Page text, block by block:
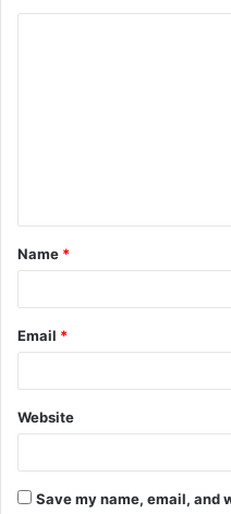
t
*
Name *
Email *
Website
Save my name, email, and